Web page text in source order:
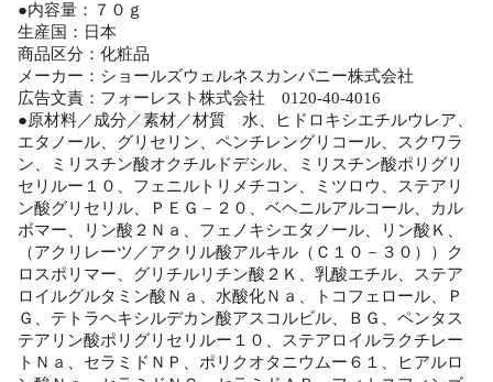
●内容量：７０ｇ
生産国：日本
商品区分：化粧品
メーカー：ショールズウェルネスカンパニー株式会社
広告文責：フォーレスト株式会社 0120-40-4016
●原材料／成分／素材／材質 水、ヒドロキシエチルウレア、
エタノール、グリセリン、ペンチレングリコール、スクワラ
ン、ミリスチン酸オクチルドデシル、ミリスチン酸ポリグリ
セリルー１０、フェニルトリメチコン、ミツロウ、ステアリ
ン酸グリセリル、ＰＥＧ－２０、ベヘニルアルコール、カル
ボマー、リン酸２Ｎａ、フェノキシエタノール、リン酸Ｋ、
（アクリレーツ／アクリル酸アルキル（Ｃ１０－３０））ク
ロスポリマー、グリチルリチン酸２Ｋ、乳酸エチル、ステア
ロイルグルタミン酸Ｎａ、水酸化Ｎａ、トコフェロール、Ｐ
Ｇ、テトラヘキシルデカン酸アスコルビル、ＢＧ、ペンタス
テアリン酸ポリグリセリルー１０、ステアロイルラクチレー
トＮａ、セラミドＮＰ、ポリクオタニウムー６１、ヒアルロ